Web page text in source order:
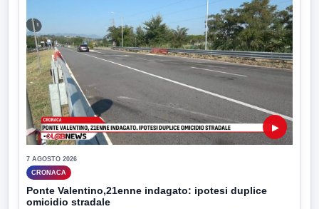
▶
7 AGOSTO 2026
CRONACA
Ponte Valentino,21enne indagato: ipotesi duplice
omicidio stradale